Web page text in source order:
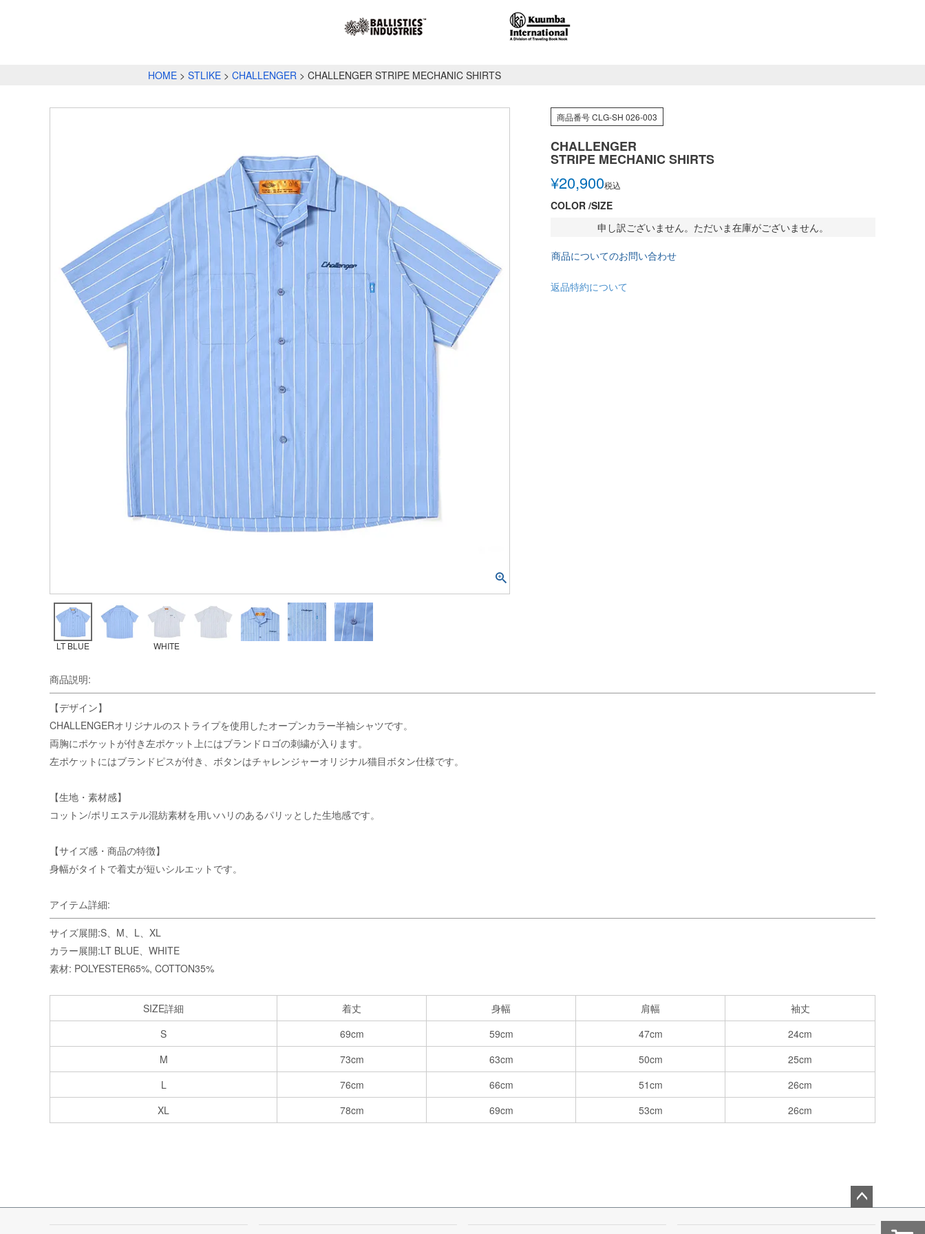
HOME STLIKE CHALLENGER CHALLENGER STRIPE MECHANIC SHIRTS
LT BLUE WHITE
商品番号CLG-SH 026-003
CHALLENGER
STRIPE MECHANIC SHIRTS
¥20,900税込
COLOR SIZE
申し訳ございません。ただいま在庫がございません。
商品についてのお問い合わせ
返品特約について
商品説明:
【デザイン】
CHALLENGERオリジナルのストライプを使用したオープンカラー半袖シャツです。
両胸にポケットが付き左ポケット上にはブランドロゴの刺繍が入ります。
左ポケットにはブランドピスが付き、ボタンはチャレンジャーオリジナル猫目ボタン仕様です。
【生地・素材感】
コットン/ポリエステル混紡素材を用いハリのあるパリッとした生地感です。
【サイズ感・商品の特徴】
身幅がタイトで着丈が短いシルエットです。
アイテム詳細:
サイズ展開:S、M、L、XL
カラー展開:LT BLUE、WHITE
素材: POLYESTER65%, COTTON35%
SIZE詳細 着丈 身幅 肩幅
袖丈
S
69cm 59cm 47cm
24cm
M
73cm 63cm 50cm
25cm
L
76cm 66cm 51cm
26cm
XL
78cm 69cm 53cm 26cm
ジト